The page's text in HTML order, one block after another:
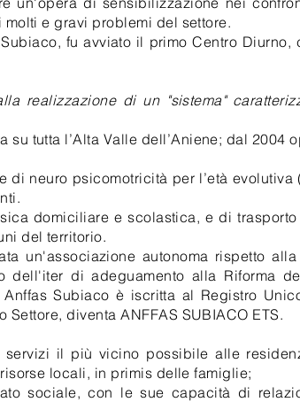
e gravi problemi del settore.
fu avviato il primo Centro
realizzazione di un "sistema"
tutta l’Alta Valle dell’Aniene; dal 2004
neuro psicomotricità per l’età
domiciliare e scolastica, e di
del territorio.
un'associazione autonoma rispetto
di adeguamento alla Riforma
Subiaco è iscritta al Registro
diventa ANFFAS SUBIACO ETS.
il più vicino possibile alle
locali, in primis delle famiglie;
sociale, con le sue capacità di